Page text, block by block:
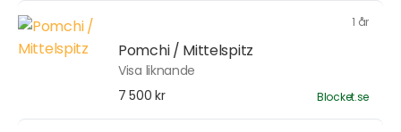
1 år
Pomchi / Mittelspitz
Visa liknande
7 500 kr
Blocket.se